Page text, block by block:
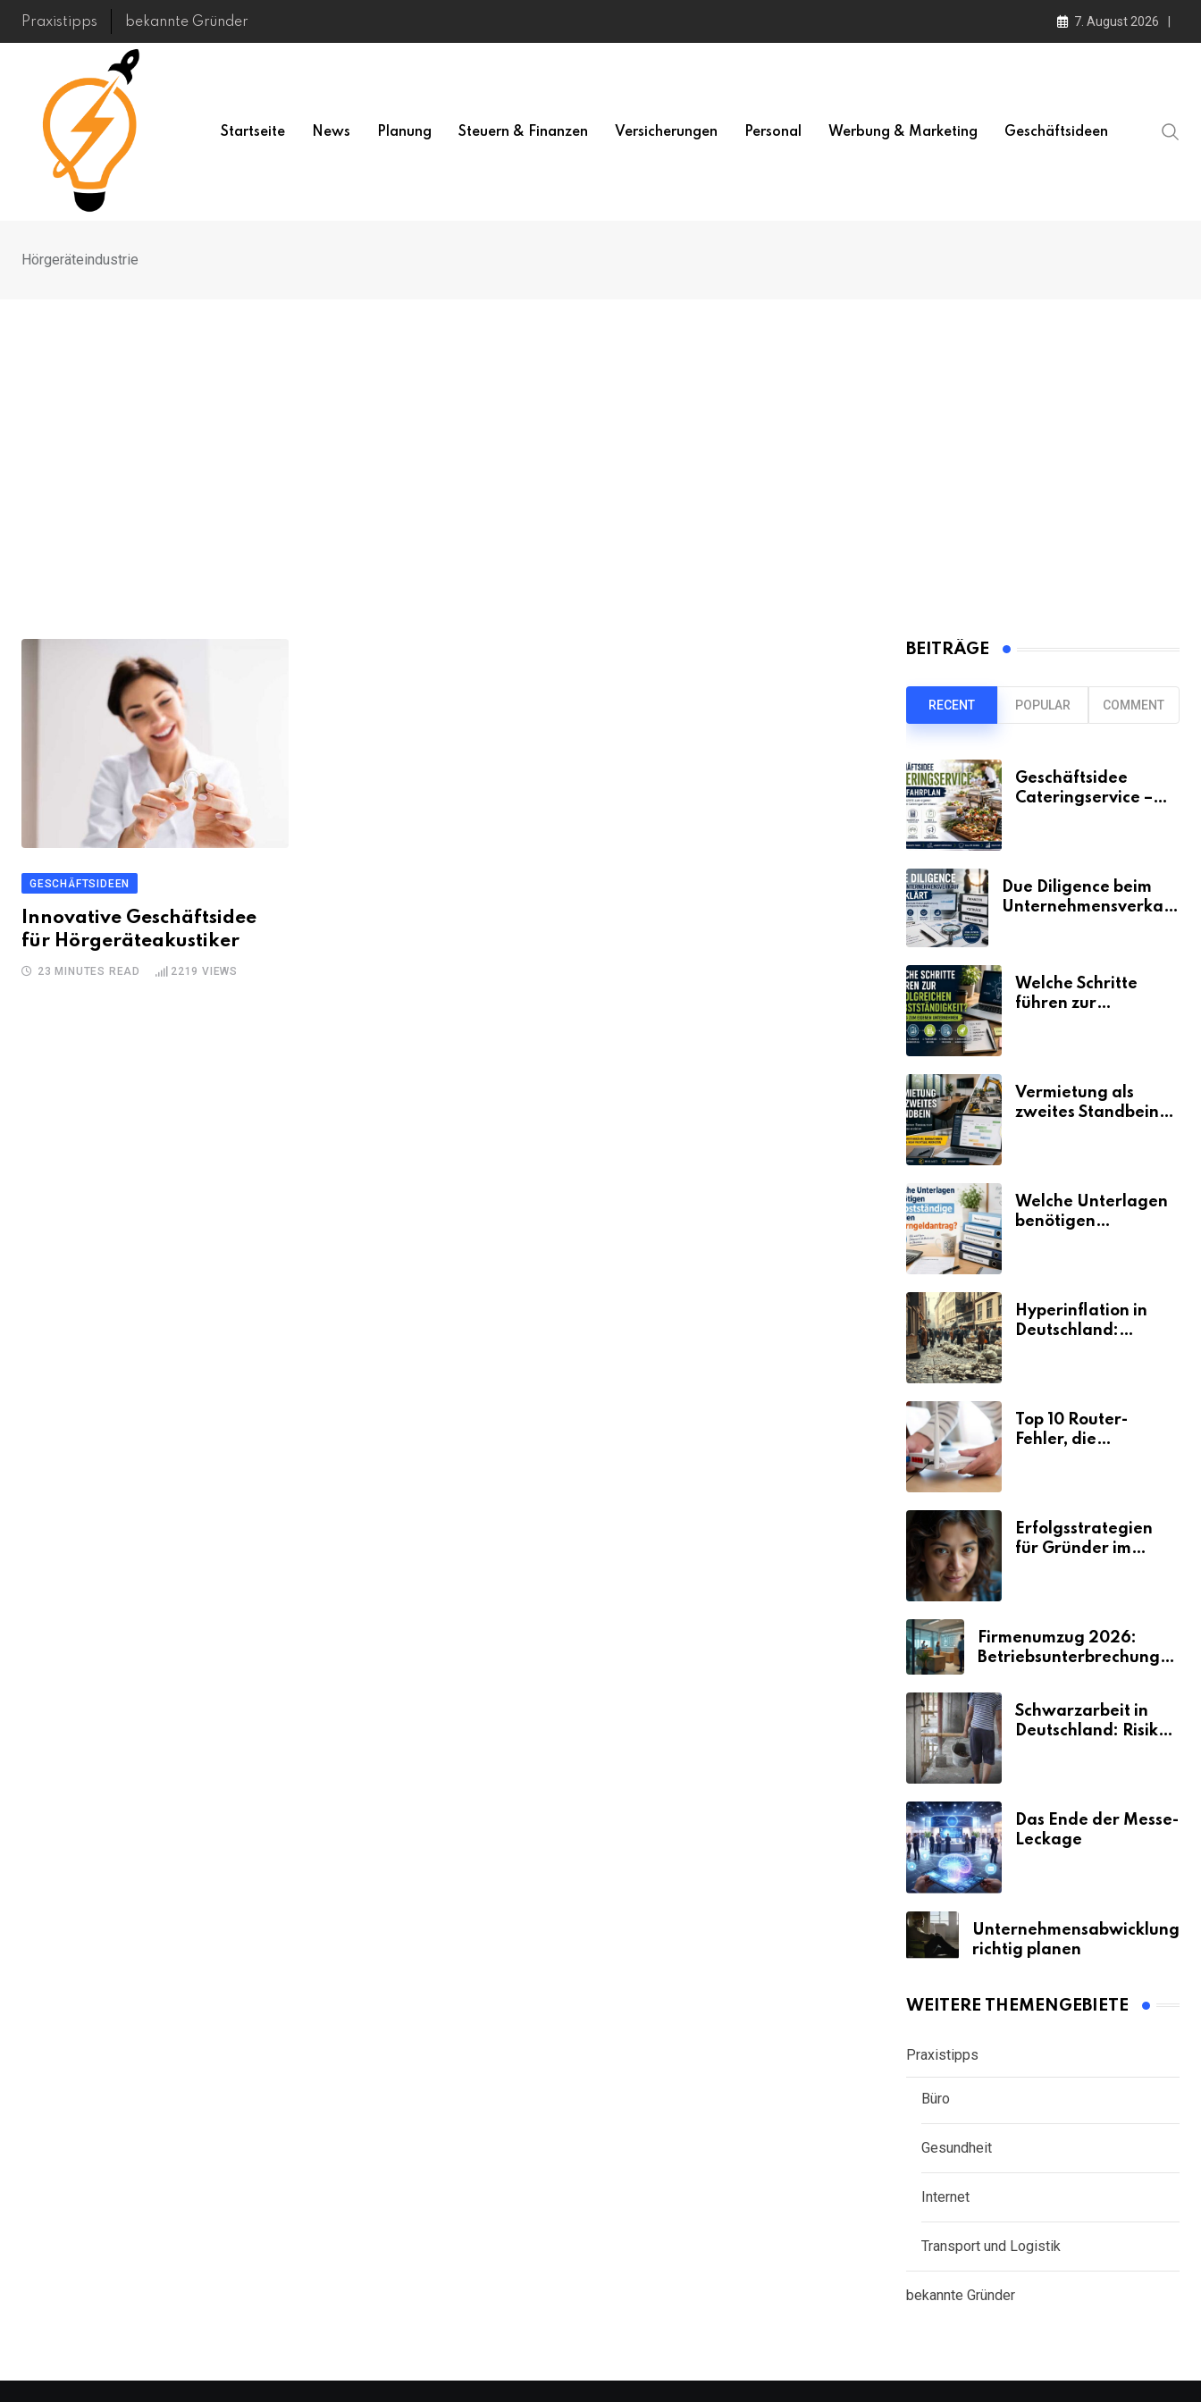
Skip
Praxistipps bekannte Gründer 7. August 2026
Startseite News Planung Steuern & Finanzen Versicherungen Personal Werbung & Marketing Geschäftsideen
Hörgeräteindustrie
GESCHÄFTSIDEEN
Innovative Geschäftsidee
für Hörgeräteakustiker
23 MINUTES READ 2219 VIEWS
BEITRÄGE
RECENT POPULAR COMMENT
Geschäftsidee
Cateringservice –
Due Diligence beim
Unternehmensverkauf
Welche Schritte
führen zur
Vermietung als
zweites Standbein:
Umsätze machen
Welche Unterlagen
benötigen
Hyperinflation in
Deutschland:
Top 10 Router-
Fehler, die
Erfolgsstrategien
für Gründer im
Firmenumzug 2026:
Betriebsunterbrechungen
Schwarzarbeit in
Deutschland: Risiken
Das Ende der Messe-
Leckage
Unternehmensabwicklung
richtig planen
WEITERE THEMENGEBIETE
Praxistipps
Büro
Gesundheit
Internet
Transport und Logistik
bekannte Gründer